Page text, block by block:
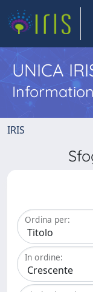
UNICA
IRIS
Ordina per:
In ordine: